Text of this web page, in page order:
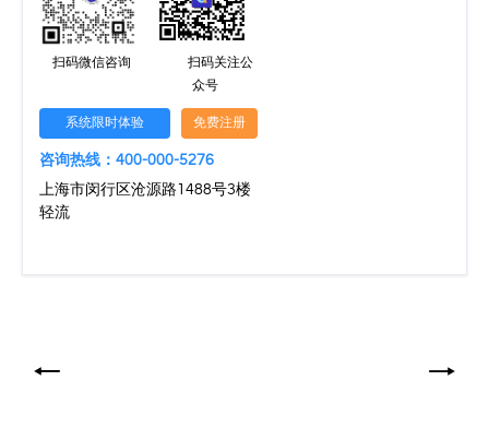
扫码微信咨询
扫码关注公
众号
系统限时体验 免费注册
咨询热线：400-000-5276
上海市闵行区沧源路1488号3楼
轻流
章